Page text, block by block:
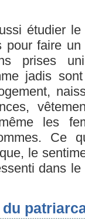
étudier
pour faire
prises
jadis
les
Ce
le
dans